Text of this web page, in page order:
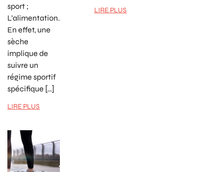
sport ;
L’alimentation.
En effet, une
sèche
implique de
suivre un
régime sportif
spécifique […]
LIRE PLUS
LIRE PLUS